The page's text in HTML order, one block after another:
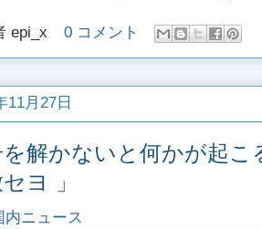
epi_x 0 コメント
11月27日
を解かないと何かが起こ
ヨ 」
内ニュース